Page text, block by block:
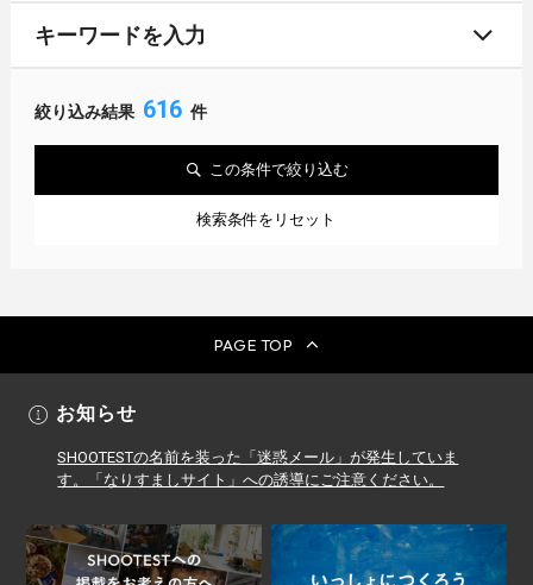
キーワードを入力
絞り込み結果 616 件
この条件で絞り込む
検索条件をリセット
PAGE TOP
お知らせ
SHOOTESTの名前を装った「迷惑メール」が発生していま
す。「なりすましサイト」への誘導にご注意ください。